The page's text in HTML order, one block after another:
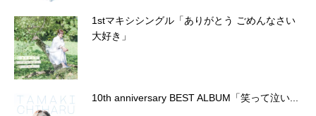
1stマキシシングル「ありがとう ごめんなさい
大好き」
10th anniversary BEST ALBUM「笑って泣い...